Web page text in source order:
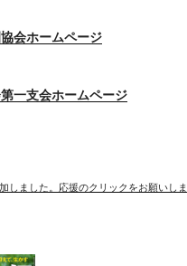
会ホームページ
一支会ホームページ
しました。応援のクリックをお願いしま